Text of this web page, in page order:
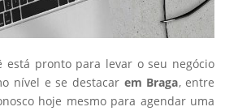
está pronto para levar o seu negócio
nível e se destacar em Braga, entre
hoje mesmo para agendar uma